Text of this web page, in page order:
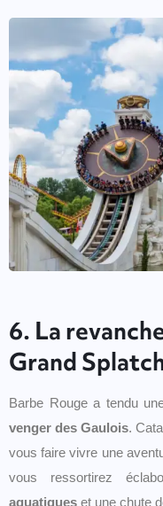
6. La
Grand
Barbe Rouge a tendu
venger des Gaulois.
vous faire vivre une
vous ressortirez
aquatiques et une chute